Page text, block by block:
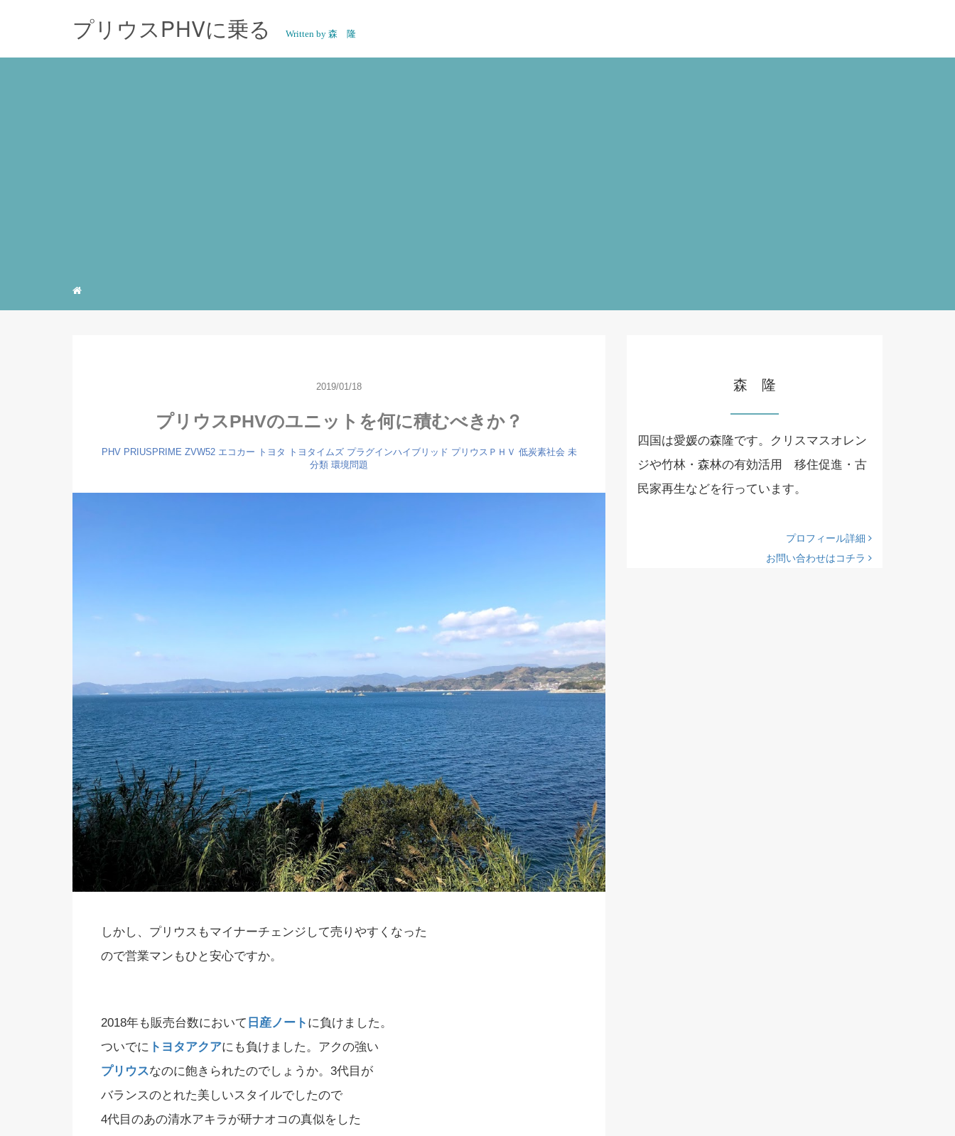
プリウスPHVに乗る Written by 森 隆
2019/01/18
プリウスPHVのユニットを何に積むべきか？
PHV PRIUSPRIME ZVW52 エコカー トヨタ トヨタイムズ プラグインハイブリッド プリウスＰＨＶ 低炭素社会 未
分類 環境問題
しかし、プリウスもマイナーチェンジして売りやすくなった
ので営業マンもひと安心ですか。
2018年も販売台数において 日産ノート に負けました。
ついでに トヨタアクアにも負けました。アクの強い
プリウスなのに飽きられたのでしょうか。3代目が
バランスのとれた美しいスタイルでしたので
4代目のあの清水アキラが研ナオコの真似をした
森 隆
四国は愛媛の森隆です。クリスマスオレン
ジや竹林・森林の有効活用 移住促進・古
民家再生などを行っています。
プロフィール詳細
お問い合わせはコチラ